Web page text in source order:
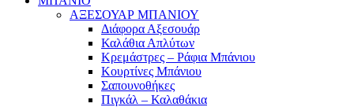
ΑΞΕΣΟΥΑΡ ΜΠΑΝΙΟΥ
Διάφορα Αξεσουάρ
Καλάθια Απλύτων
Κρεμάστρες – Ράφια Μπάνιου
Κουρτίνες Μπάνιου
Σαπουνοθήκες
Πιγκάλ – Καλαθάκια